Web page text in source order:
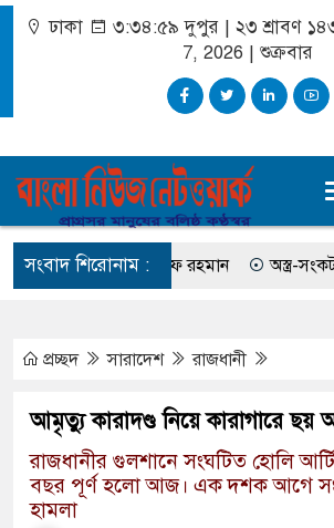
ঢাকা ৩:৩৫:০ দুপুর| ২৩ শ্রাবণ
2026| শুক্রবার
সংবাদ শিরোনাম :
সালমান এফ রহমান অস্ত্র-সংকট
প্রচ্ছদ সারাদেশ রাজধানী
আমৃত্যু কারাদণ্ড নিয়ে কারাগারে ছয়
রাজধানীর গুলশানে সংঘটিত হোলি
বছর পূর্ণ হলো আজ। এক দশক আগে
হামলা